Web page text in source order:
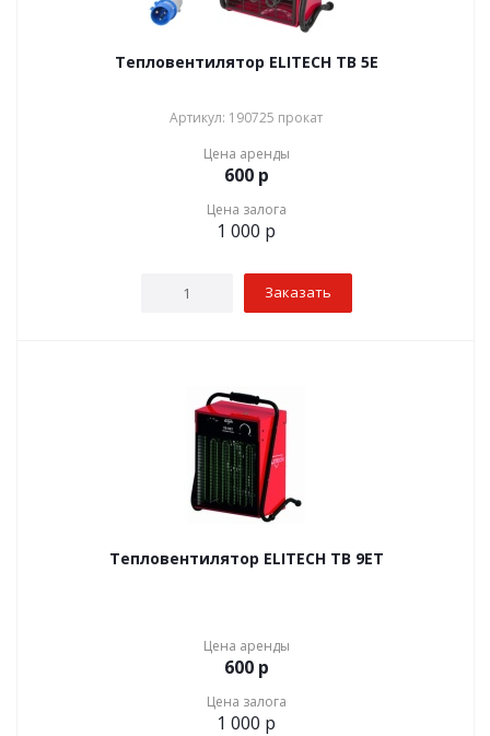
Тепловентилятор ELITECH ТВ 5Е
Артикул: 190725 прокат
Цена аренды
600р
Цена залога
1 000 р
Заказать
Тепловентилятор ELITECH ТВ 9ЕТ
Цена аренды
600р
Цена залога
1 000 р